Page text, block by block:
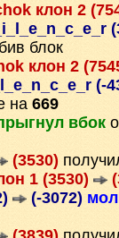
клон 2
блок
клон 2
(-
на 669
вбок
(3530)
1 (3530)
(-3072)